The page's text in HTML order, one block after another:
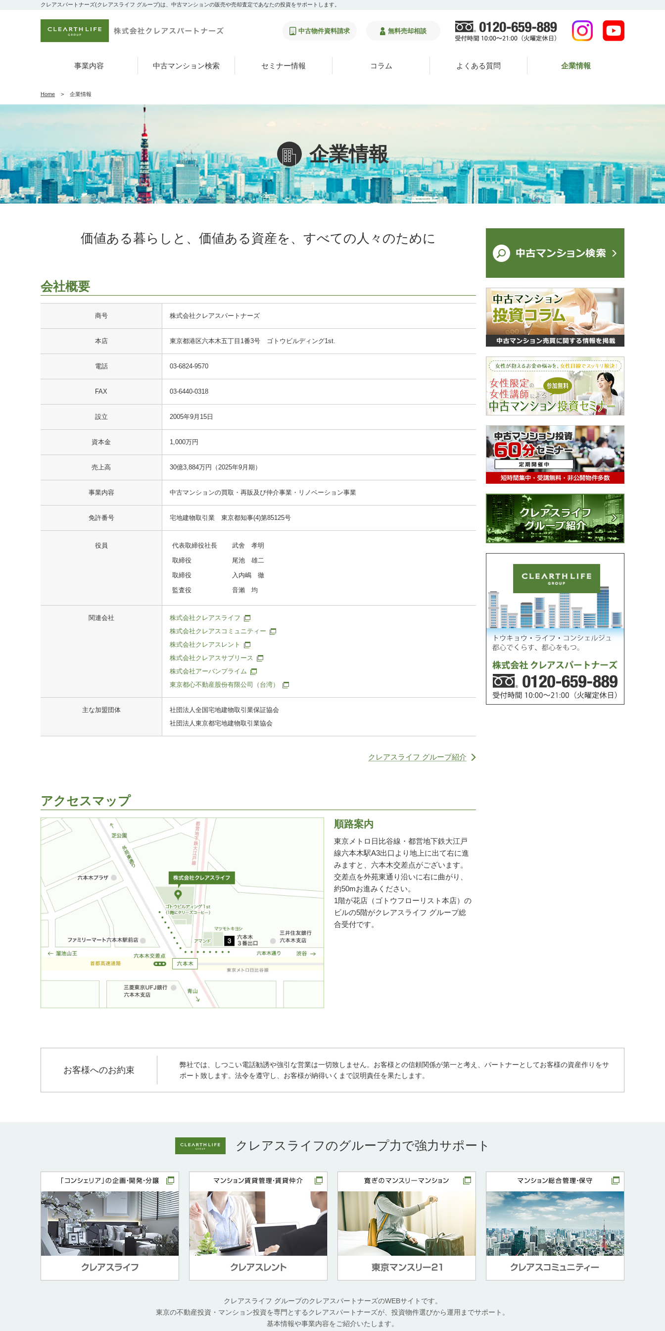
クレアスパートナーズ(クレアスライフ グループ)は、中古マンションの販売や売却査定であなたの投資をサポートします。
中古物件資料請求 無料売却相談
事業内容 中古マンション検索 セミナー情報 コラム よくある質問 企業情報
Home 企業情報
企業情報
価値ある暮らしと、価値ある資産を、すべての人々のために
会社概要
商号 株式会社クレアスパートナーズ
本店 東京都港区六本木五丁目1番3号 ゴトウビルディング1st.
電話 03-6824-9570
FAX 03-6440-0318
設立 2005年9月15日
資本金 1,000万円
売上高 30億3,884万円（2025年9月期）
事業内容 中古マンションの買取・再販及び仲介事業・リノベーション事業
免許番号 宅地建物取引業 東京都知事(4)第85125号
役員 代表取締役社長
武舍 孝明
取締役
尾池 雄二
取締役
入内嶋 徹
監査役
音瀨 均
関連会社
株式会社クレアスライフ
株式会社クレアスコミュニティー
株式会社クレアスレント
株式会社クレアスサブリース
株式会社アーバンプライム
東京都心不動産股份有限公司（台湾）
主な加盟団体
社団法人全国宅地建物取引業保証協会
社団法人東京都宅地建物取引業協会
クレアスライフ グループ紹介
アクセスマップ
順路案内
東京メトロ日比谷線・都営地下鉄大江戸
線六本木駅A3出口より地上に出て右に進
みますと、六本木交差点がございます。
交差点を外苑東通り沿いに右に曲がり、
約50mお進みください。
1階が花店（ゴトウフローリスト本店）の
ビルの5階がクレアスライフ グループ総
合受付です。
お客様へのお約束
弊社では、しつこい電話勧誘や強引な営業は一切致しません。お客様との信頼関係が第一と考え、パートナーとしてお客様の資産作りをサ
ポート致します。法令を遵守し、お客様が納得いくまで説明責任を果たします。
クレアスライフのグループ力で強力サポート
クレアスライフ グループのクレアスパートナーズのWEBサイトです。
東京の不動産投資・マンション投資を専門とするクレアスパートナーズが、投資物件選びから運用までサポート。
基本情報や事業内容をご紹介いたします。